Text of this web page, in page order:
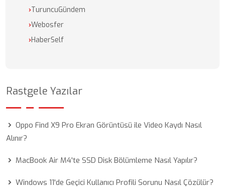
›TuruncuGündem
›Webosfer
›HaberSelf
Rastgele Yazılar
Oppo Find X9 Pro Ekran Görüntüsü ile Video Kaydı Nasıl
Alınır?
MacBook Air M4'te SSD Disk Bölümleme Nasıl Yapılır?
Windows 11'de Geçici Kullanıcı Profili Sorunu Nasıl Çözülür?